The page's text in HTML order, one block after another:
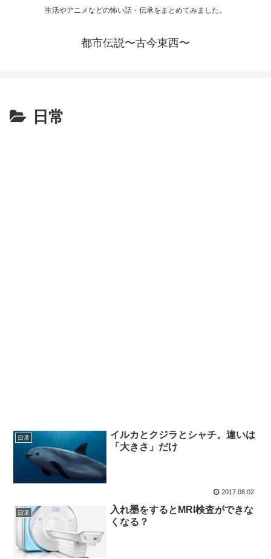
生活やアニメなどの怖い話・伝承をまとめてみました。
都市伝説〜古今東西〜
日常
日常
イルカとクジラとシャチ。違いは
「大きさ」だけ
2017.08.02
日常
入れ墨をするとMRI検査ができな
くなる？